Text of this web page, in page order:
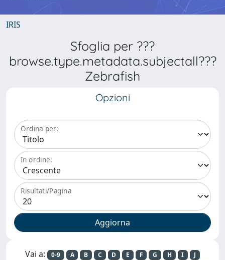
IRIS
Sfoglia per ???
browse.type.metadata.subjectall???
Zebrafish
Opzioni
Ordina per:
In ordine:
Risultati/Pagina
Vai a: 0-9 A B C D E F G H I
J